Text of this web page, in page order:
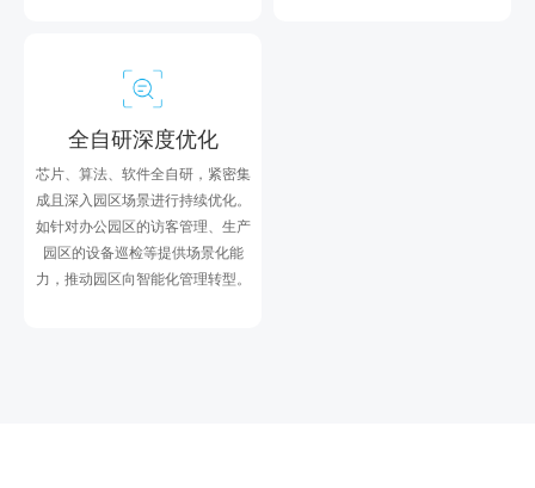
全自研深度优化
芯片、算法、软件全自研，紧密集
成且深入园区场景进行持续优化。
如针对办公园区的访客管理、生产
园区的设备巡检等提供场景化能
力，推动园区向智能化管理转型。